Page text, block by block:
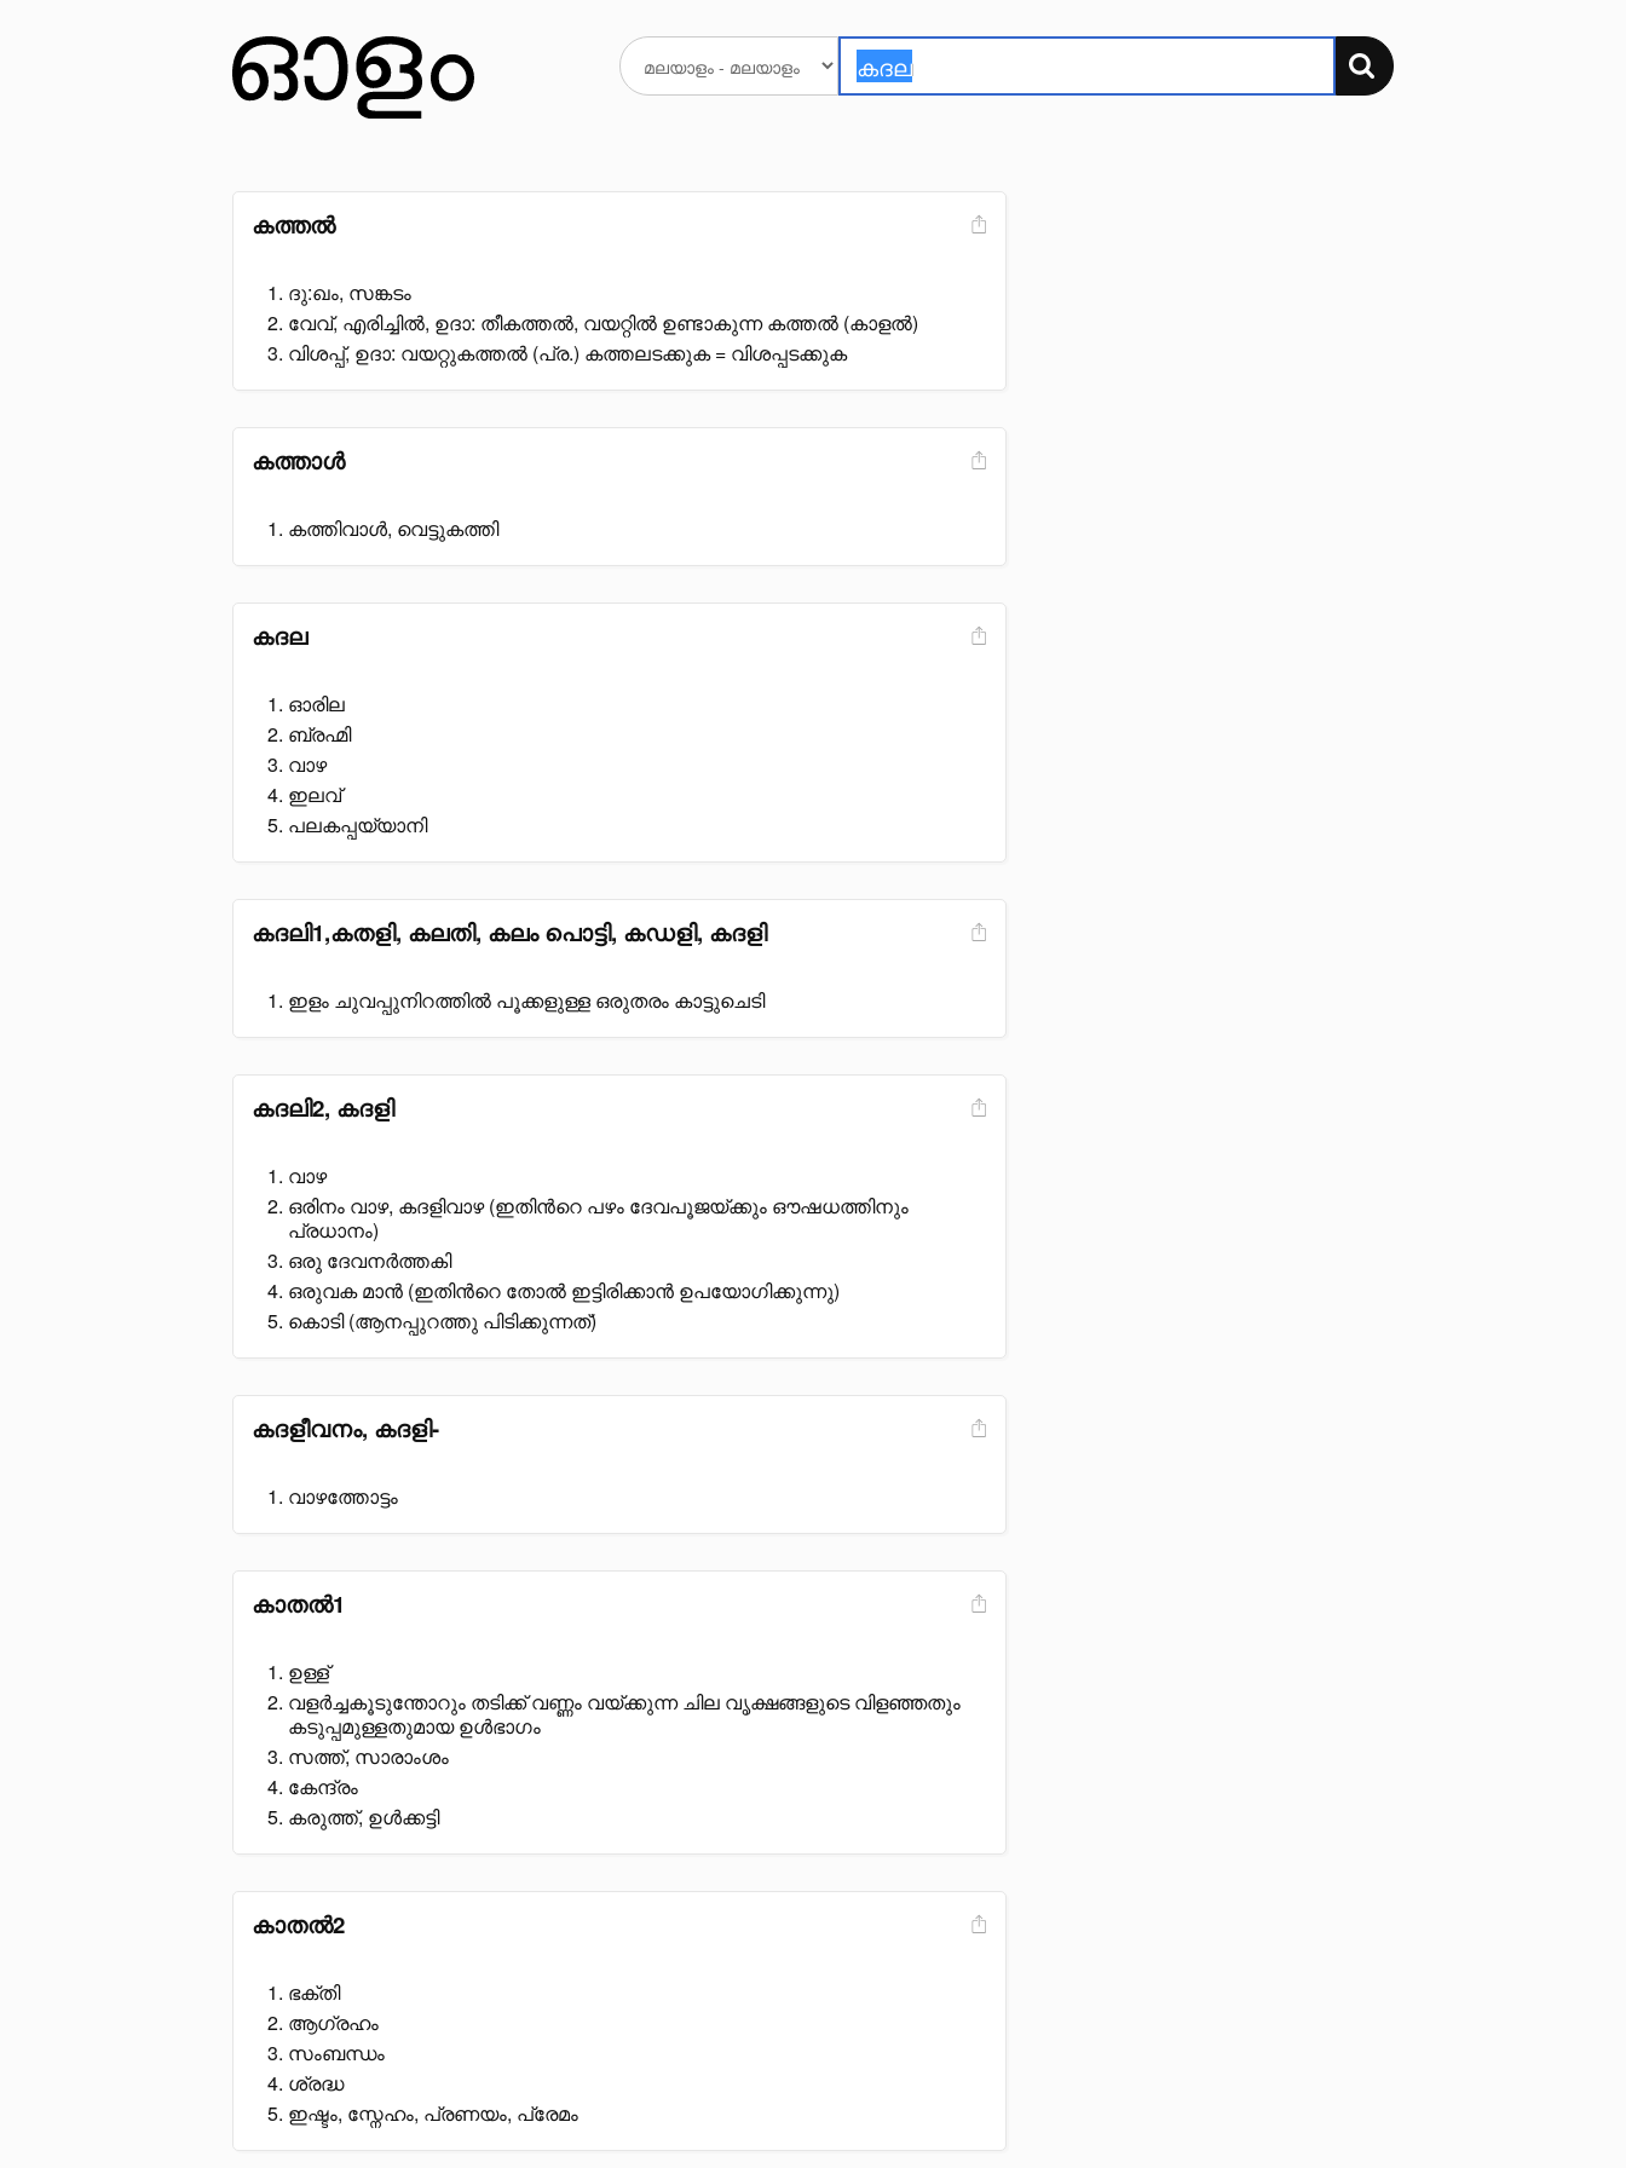
കത്തൽ
ദു:ഖം, സങ്കടം
വേവ്, എരിച്ചിൽ, ഉദാ: തീകത്തൽ, വയറ്റിൽ ഉണ്ടാകുന്ന കത്തൽ (കാളൽ)
വിശപ്പ്, ഉദാ: വയറ്റുകത്തൽ (പ്ര.) കത്തലടക്കുക = വിശപ്പടക്കുക
കത്താൾ
കത്തിവാൾ, വെട്ടുകത്തി
കദല
ഓരില
ബ്രഹ്മി
വാഴ
ഇലവ്
പലകപ്പയ്യാനി
കദലി1,കതളി, കലതി, കലം പൊട്ടി, കഡളി, കദളി
ഇളം ചുവപ്പുനിറത്തിൽ പൂക്കളുള്ള ഒരുതരം കാട്ടുചെടി
കദലി2, കദളി
വാഴ
ഒരിനം വാഴ, കദളിവാഴ (ഇതിൻറെ പഴം ദേവപൂജയ്ക്കും ഔഷധത്തിനും
പ്രധാനം)
ഒരു ദേവനർത്തകി
ഒരുവക മാൻ (ഇതിൻറെ തോൽ ഇട്ടിരിക്കാൻ ഉപയോഗിക്കുന്നു)
കൊടി (ആനപ്പുറത്തു പിടിക്കുന്നത്)
കദളീവനം, കദളി-
വാഴത്തോട്ടം
കാതൽ1
ഉള്ള്
വളർച്ചകൂടുന്തോറും തടിക്ക് വണ്ണം വയ്ക്കുന്ന ചില വൃക്ഷങ്ങളുടെ വിളഞ്ഞതും
കടുപ്പമുള്ളതുമായ ഉൾഭാഗം
സത്ത്, സാരാംശം
കേന്ദ്രം
കരുത്ത്, ഉൾക്കട്ടി
കാതൽ2
ഭക്തി
ആഗ്രഹം
സംബന്ധം
ശ്രദ്ധ
ഇഷ്ടം, സ്നേഹം, പ്രണയം, പ്രേമം